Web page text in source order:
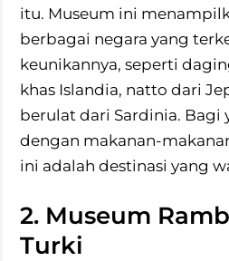
itu. Museum ini
berbagai negara yang
keunikannya, seperti
khas Islandia, natto dari
berulat dari Sardinia. Bagi
dengan makanan-
ini adalah destinasi yang
2. Museum
Turki